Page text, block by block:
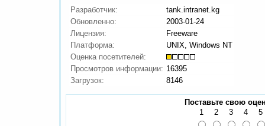
Разработчик:
tank.intranet.kg
Обновленно:
2003-01-24
Лицензия:
Freeware
Платформа:
UNIX, Windows NT
Оценка посетителей:
Просмотров информации: 16395
Загрузок:
8146
Поставьте свою
1
2 3 4 5